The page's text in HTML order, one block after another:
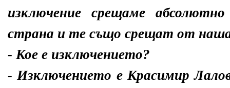
изключение срещаме
страна и те също срещат от наша
- Кое е изключението?
- Изключението е Красимир